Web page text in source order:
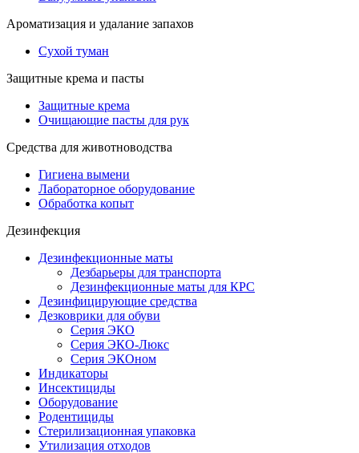
Ароматизация и удалание запахов
Сухой туман
Защитные крема и пасты
Защитные крема
Очищающие пасты для рук
Средства для животноводства
Гигиена вымени
Лабораторное оборудование
Обработка копыт
Дезинфекция
Дезинфекционные маты
Дезбарьеры для транспорта
Дезинфекционные маты для КРС
Дезинфицирующие средства
Дезковрики для обуви
Серия ЭКО
Серия ЭКО-Люкс
Серия ЭКОном
Индикаторы
Инсектициды
Оборудование
Родентициды
Стерилизационная упаковка
Утилизация отходов